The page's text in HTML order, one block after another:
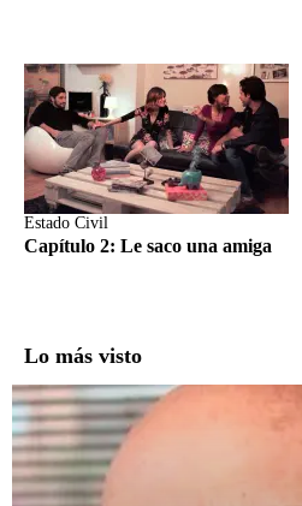
Estado Civil
Capítulo 2: Le saco una amiga
Lo más visto